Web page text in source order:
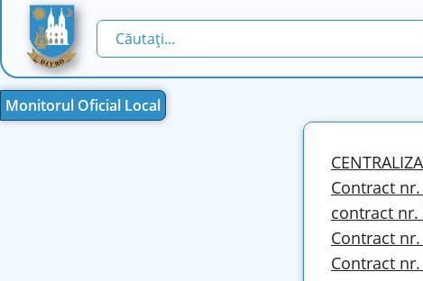
Monitorul Oficial Local
Contract
contract nr.
Contract
Contract